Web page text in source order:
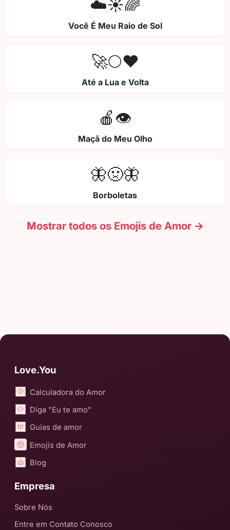
☁️☀️🌈
Você É Meu Raio de Sol
🚀🌕❤️
Até a Lua e Volta
🍎👁️
Maçã do Meu Olho
🦋🤢🦋
Borboletas
Mostrar todos os Emojis de Amor →
Love.You
Calculadora do Amor
Diga "Eu te amo"
Guias de amor
Emojis de Amor
Blog
Empresa
Sobre Nós
Entre em Contato Conosco